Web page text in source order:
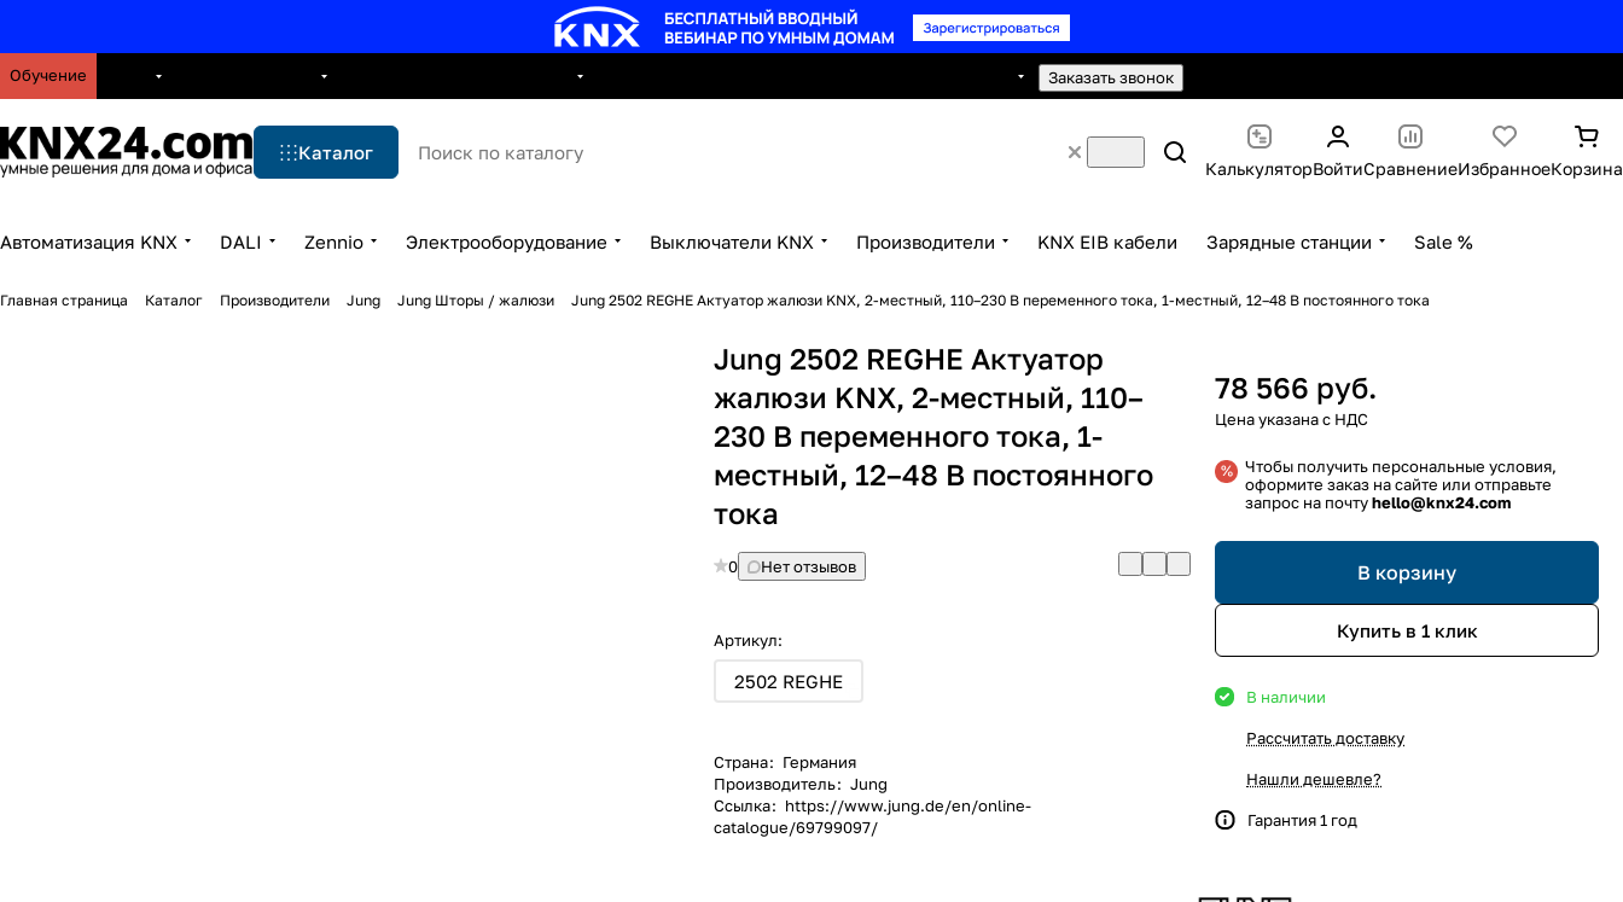
Обучение Заказать звонок
Каталог
КалькуляторВойтиСравнениеИзбранноеКорзина
Автоматизация KNX DALI Zennio Электрооборудование Выключатели KNX Производители KNX EIB кабели Зарядные станции Sale %
Главная страница Каталог Производители Jung Jung Шторы / жалюзи Jung 2502 REGHE Актуатор жалюзи KNX, 2-местный, 110–230 В переменного тока, 1-местный, 12–48 В постоянного тока
Jung 2502 REGHE Актуатор
жалюзи KNX, 2-местный, 110–
230 В переменного тока, 1-
местный, 12–48 В постоянного
тока
0 Нет отзывов
Артикул:
2502 REGHE
Страна: Германия
Производитель: Jung
Ссылка: https://www.jung.de/en/online-
catalogue/69799097/
78 566 руб.
Чтобы получить персональные условия,
оформите заказ на сайте или отправьте
запрос на почтуhello@knx24.com
В корзину
Купить в 1 клик
В наличии
Рассчитать доставку
Нашли дешевле?
Гарантия 1 год